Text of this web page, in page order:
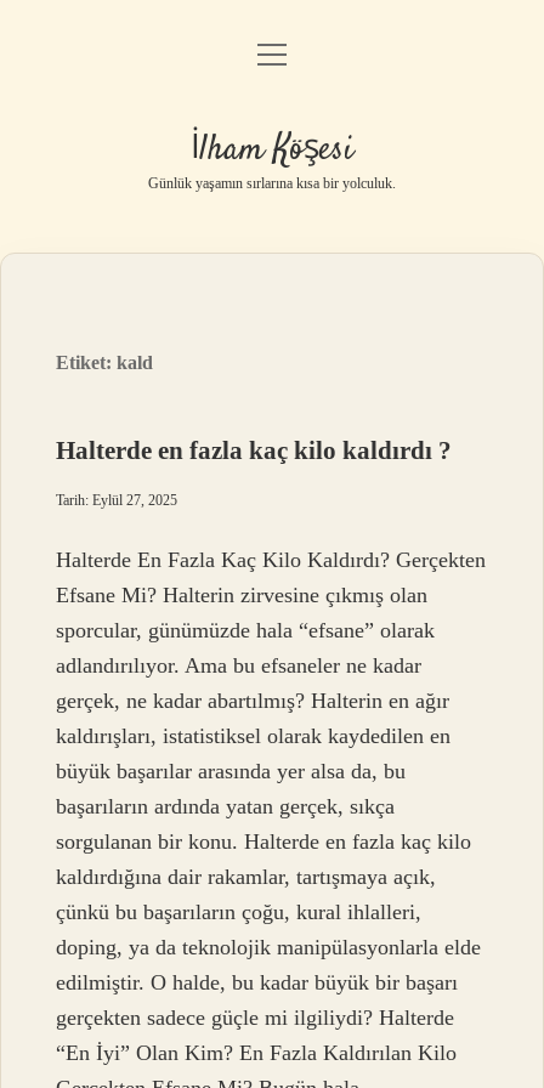
Anasayfa
Yasal Uyarı
menüyü
İlham Köşesi
Günlük yaşamın sırlarına kısa bir yolculuk.
Etiket:kald
Halterde en fazla kaç kilo kaldırdı ?
Tarih: Eylül 27, 2025
Halterde En Fazla Kaç Kilo Kaldırdı? Gerçekten
Efsane Mi? Halterin zirvesine çıkmış olan
sporcular, günümüzde hala “efsane” olarak
adlandırılıyor. Ama bu efsaneler ne kadar
gerçek, ne kadar abartılmış? Halterin en ağır
kaldırışları, istatistiksel olarak kaydedilen en
büyük başarılar arasında yer alsa da, bu
başarıların ardında yatan gerçek, sıkça
sorgulanan bir konu. Halterde en fazla kaç kilo
kaldırdığına dair rakamlar, tartışmaya açık,
çünkü bu başarıların çoğu, kural ihlalleri,
doping, ya da teknolojik manipülasyonlarla elde
edilmiştir. O halde, bu kadar büyük bir başarı
gerçekten sadece güçle mi ilgiliydi? Halterde
“En İyi” Olan Kim? En Fazla Kaldırılan Kilo